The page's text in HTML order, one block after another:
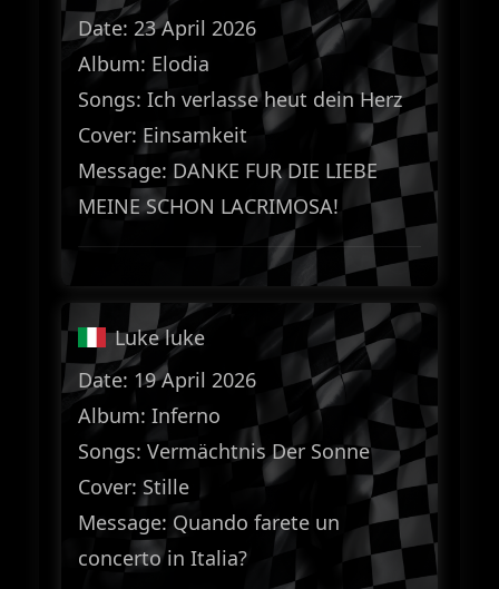
Date: 23 April 2026
Album: Elodia
Songs: Ich verlasse heut dein Herz
Cover: Einsamkeit
Message: DANKE FUR DIE LIEBE
MEINE SCHON LACRIMOSA!
Luke luke
Date: 19 April 2026
Album: Inferno
Songs: Vermächtnis Der Sonne
Cover: Stille
Message: Quando farete un
concerto in Italia?